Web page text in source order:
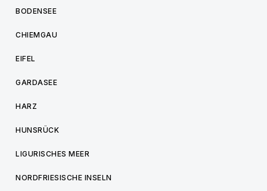
BODENSEE
CHIEMGAU
EIFEL
GARDASEE
HARZ
HUNSRÜCK
LIGURISCHES MEER
NORDFRIESISCHE INSELN